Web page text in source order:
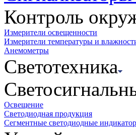
Контроль
Измерители освещенности
Измерители температуры и
Анемометры
Светотехника
Освещение
Светодиодная продукция
Сегментные светодиодные